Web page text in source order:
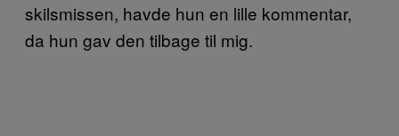
skilsmissen, havde hun en lille kommentar,
da hun gav den tilbage til mig.